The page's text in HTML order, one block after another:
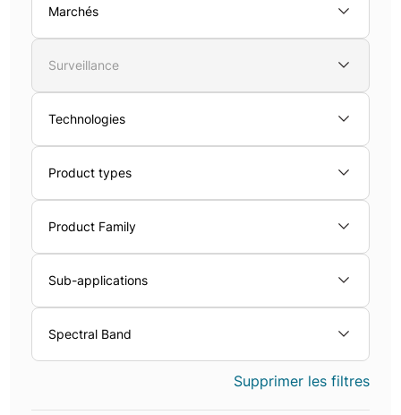
Marchés
Surveillance
Technologies
Product types
Product Family
Sub-applications
Spectral Band
Supprimer les filtres